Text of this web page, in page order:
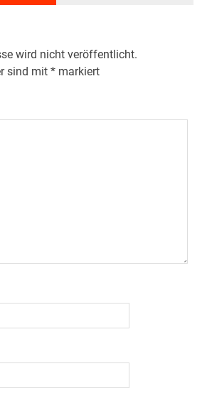
wird nicht veröffentlicht.
sind mit* markiert